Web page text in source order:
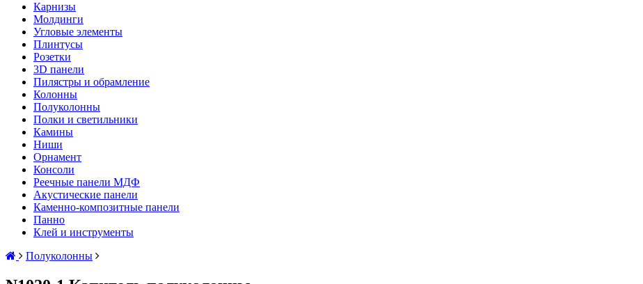
Карнизы
Молдинги
Угловые элементы
Плинтусы
Розетки
3D панели
Пилястры и обрамление
Колонны
Полуколонны
Полки и светильники
Камины
Ниши
Орнамент
Консоли
Реечные панели МДФ
Акустические панели
Каменно-композитные панели
Панно
Клей и инструменты
Полуколонны